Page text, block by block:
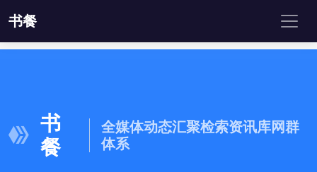
书餐
书
餐
全媒体动态汇聚检索资讯库网群
体系